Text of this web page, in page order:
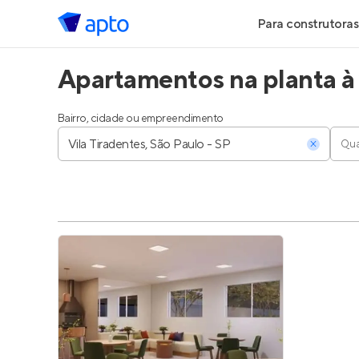
Para construtoras
Geração de
Geração de
Parcerias
Anunciar
Entrar no
Apartamentos na planta
Bairro, cidade ou empreendimento